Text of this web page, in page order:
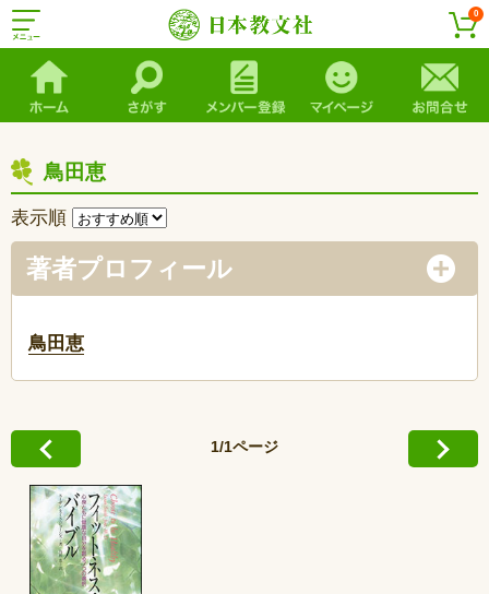
0
鳥田恵
表示順
著者プロフィール
鳥田恵
1/1ページ